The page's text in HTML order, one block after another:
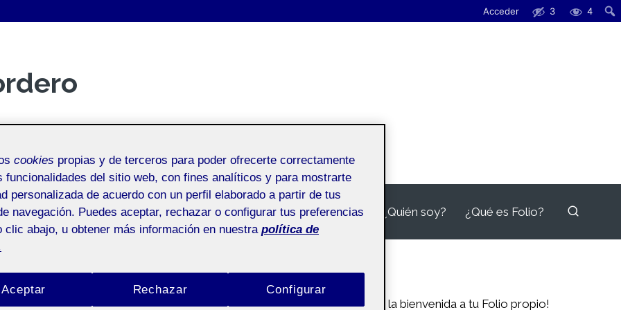
Acceder 3 4
¿Quién soy? ¿Qué es Folio?
cookies propias y de terceros para poder ofrecerte correctamente
funcionalidades del sitio web, con fines analíticos y para mostrarte
personalizada de acuerdo con un perfil elaborado a partir de tus
navegación. Puedes aceptar, rechazar o configurar tus preferencias
clic abajo, u obtener más información en nuestra política de
Rechazar
Aceptar Configurar